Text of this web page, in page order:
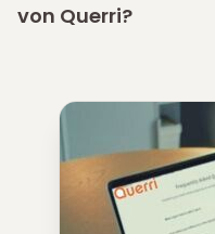
von Querri?